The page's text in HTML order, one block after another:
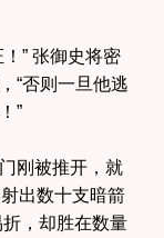
” 张御史将密
“否则一旦他逃
”
刚被推开，就
出数十支暗箭
，却胜在数量